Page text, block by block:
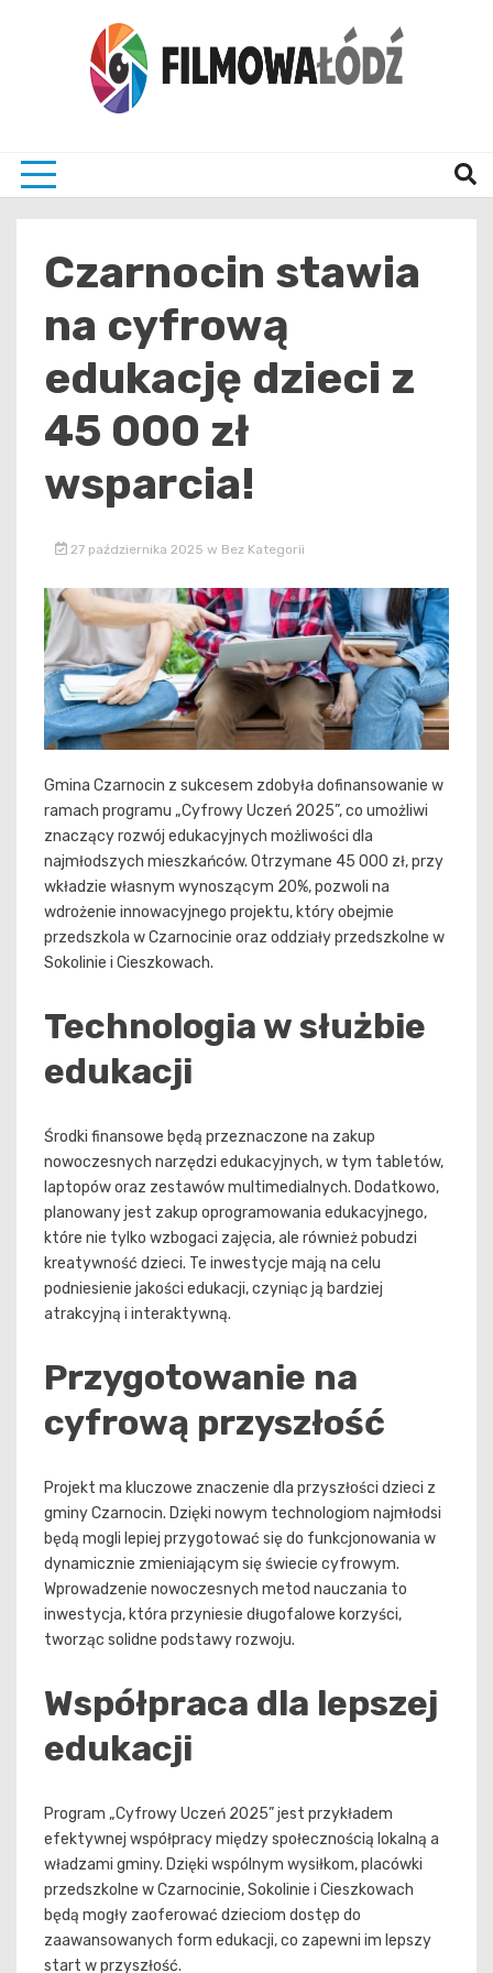
Czarnocin stawia
na cyfrową
edukację dzieci z
45 000 zł
wsparcia!
27 października 2025 w Bez Kategorii
Gmina Czarnocin z sukcesem zdobyła dofinansowanie w
ramach programu „Cyfrowy Uczeń 2025”, co umożliwi
znaczący rozwój edukacyjnych możliwości dla
najmłodszych mieszkańców. Otrzymane 45 000 zł, przy
wkładzie własnym wynoszącym 20%, pozwoli na
wdrożenie innowacyjnego projektu, który obejmie
przedszkola w Czarnocinie oraz oddziały przedszkolne w
Sokolinie i Cieszkowach.
Technologia w służbie
edukacji
Środki finansowe będą przeznaczone na zakup
nowoczesnych narzędzi edukacyjnych, w tym tabletów,
laptopów oraz zestawów multimedialnych. Dodatkowo,
planowany jest zakup oprogramowania edukacyjnego,
które nie tylko wzbogaci zajęcia, ale również pobudzi
kreatywność dzieci. Te inwestycje mają na celu
podniesienie jakości edukacji, czyniąc ją bardziej
atrakcyjną i interaktywną.
Przygotowanie na
cyfrową przyszłość
Projekt ma kluczowe znaczenie dla przyszłości dzieci z
gminy Czarnocin. Dzięki nowym technologiom najmłodsi
będą mogli lepiej przygotować się do funkcjonowania w
dynamicznie zmieniającym się świecie cyfrowym.
Wprowadzenie nowoczesnych metod nauczania to
inwestycja, która przyniesie długofalowe korzyści,
tworząc solidne podstawy rozwoju.
Współpraca dla lepszej
edukacji
Program „Cyfrowy Uczeń 2025” jest przykładem
efektywnej współpracy między społecznością lokalną a
władzami gminy. Dzięki wspólnym wysiłkom, placówki
przedszkolne w Czarnocinie, Sokolinie i Cieszkowach
będą mogły zaoferować dzieciom dostęp do
zaawansowanych form edukacji, co zapewni im lepszy
start w przyszłość.